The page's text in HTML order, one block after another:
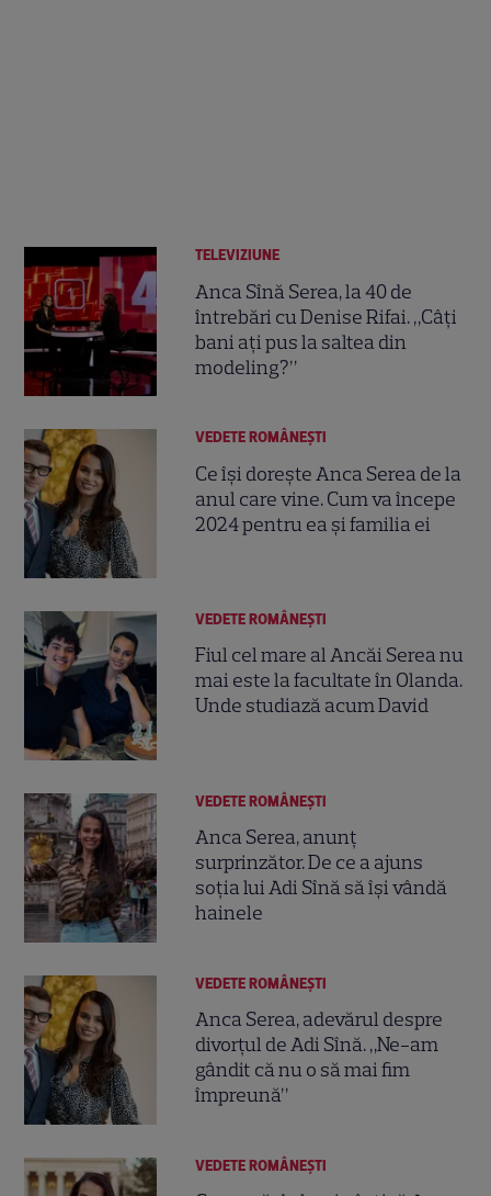
TELEVIZIUNE
Anca Sînă Serea, la 40 de
întrebări cu Denise Rifai. „Câți
bani ați pus la saltea din
modeling?”
VEDETE ROMÂNEŞTI
Ce își dorește Anca Serea de la
anul care vine. Cum va începe
2024 pentru ea și familia ei
VEDETE ROMÂNEŞTI
Fiul cel mare al Ancăi Serea nu
mai este la facultate în Olanda.
Unde studiază acum David
VEDETE ROMÂNEŞTI
Anca Serea, anunț
surprinzător. De ce a ajuns
soția lui Adi Sînă să își vândă
hainele
VEDETE ROMÂNEŞTI
Anca Serea, adevărul despre
divorțul de Adi Sînă. „Ne-am
gândit că nu o să mai fim
împreună”
VEDETE ROMÂNEŞTI